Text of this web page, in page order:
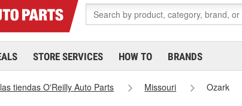
STORE SERVICES HOW TO BRANDS
tiendas O'Reilly Auto Parts Missouri Ozark